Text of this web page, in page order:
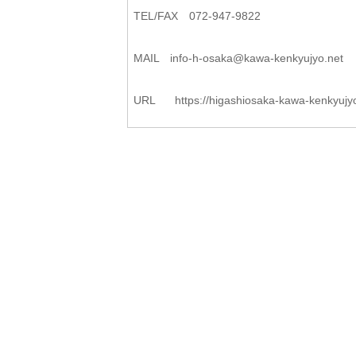
TEL/FAX 072-947-9822
MAIL info-h-osaka@kawa-kenkyujyo. net
URL https://higashiosaka-kawa-